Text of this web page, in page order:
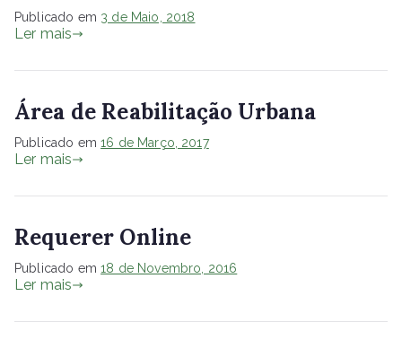
Publicado em 3 de Maio, 2018
Ler mais
Área de Reabilitação Urbana
Publicado em16 de Março, 2017
Ler mais
Requerer Online
Publicado em18 de Novembro, 2016
Ler mais